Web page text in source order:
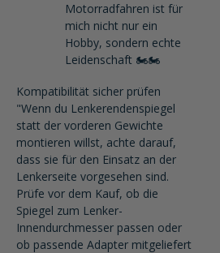
Motorradfahren ist für
mich nicht nur ein
Hobby, sondern echte
Leidenschaft 🏍️🏍️
Kompatibilität sicher prüfen
"Wenn du Lenkerendenspiegel
statt der vorderen Gewichte
montieren willst, achte darauf,
dass sie für den Einsatz an der
Lenkerseite vorgesehen sind.
Prüfe vor dem Kauf, ob die
Spiegel zum Lenker-
Innendurchmesser passen oder
ob passende Adapter mitgeliefert